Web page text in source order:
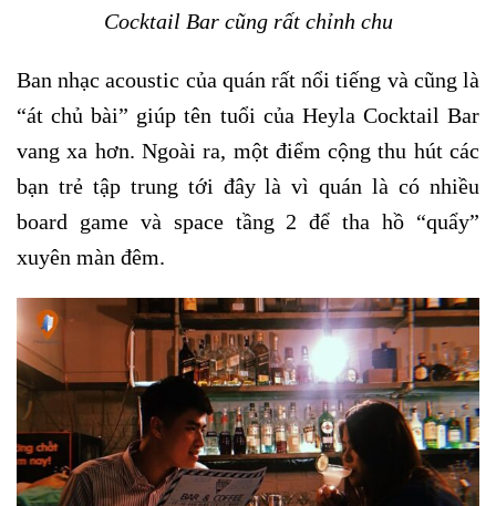
Cocktail Bar cũng rất chỉnh chu
Ban nhạc acoustic của quán rất nổi tiếng và cũng là
“át chủ bài” giúp tên tuổi của Heyla Cocktail Bar
vang xa hơn. Ngoài ra, một điểm cộng thu hút các
bạn trẻ tập trung tới đây là vì quán là có nhiều
board game và space tầng 2 để tha hồ “quẩy”
xuyên màn đêm.